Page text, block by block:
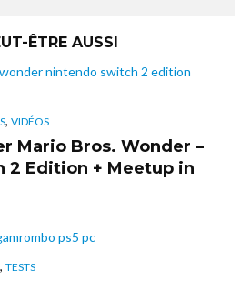
ÊTRE AUSSI
, VIDÉOS
Mario Bros. Wonder –
2 Edition + Meetup in
, TESTS